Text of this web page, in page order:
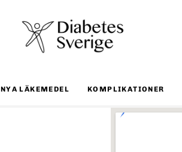
NYA LÄKEMEDEL KOMPLIKATIONER